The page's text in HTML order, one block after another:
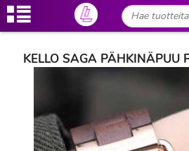
KELLO SAGA PÄHKINÄPUU